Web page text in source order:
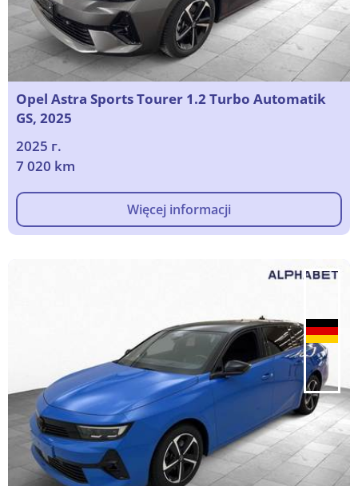
Opel Astra Sports Tourer 1.2 Turbo Automatik
GS, 2025
2025 г.
7 020 km
Więcej informacji